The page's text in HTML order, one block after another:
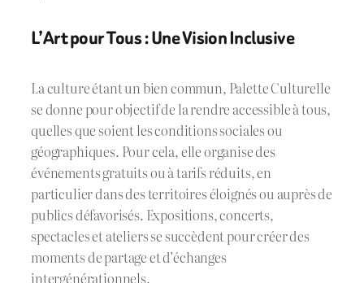
L’Art pour Tous : Une Vision Inclusive
La culture étant un bien commun, Palette Culturelle
se donne pour objectif de la rendre accessible à tous,
quelles que soient les conditions sociales ou
géographiques. Pour cela, elle organise des
événements gratuits ou à tarifs réduits, en
particulier dans des territoires éloignés ou auprès de
publics défavorisés. Expositions, concerts,
spectacles et ateliers se succèdent pour créer des
moments de partage et d’échanges
intergénérationnels.